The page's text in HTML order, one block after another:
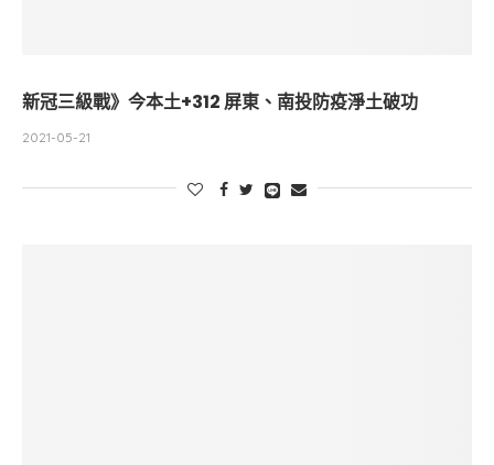
新冠三級戰》今本土+312 屏東、南投防疫淨土破功
2021-05-21